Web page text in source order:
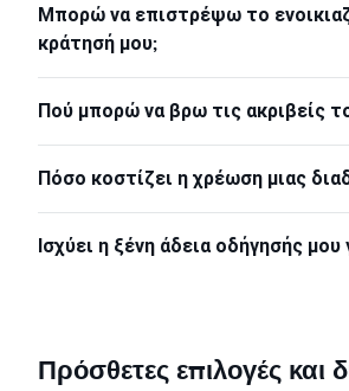
Μπορώ να επιστρέψω το
κράτησή μου;
Πού μπορώ να βρω τις ακριβείς
Πόσο κοστίζει η χρέωση μιας
Ισχύει η ξένη άδεια οδήγησής
Πρόσθετες επιλογές και